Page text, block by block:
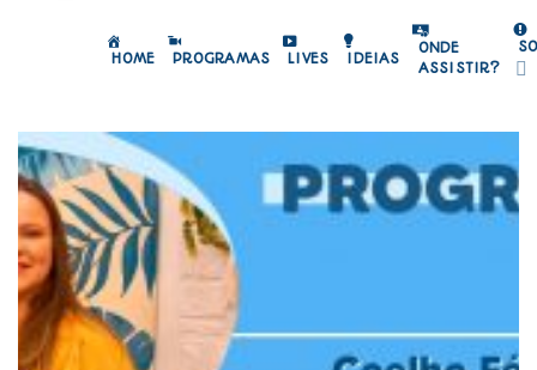
HOME PROGRAMAS LIVES IDEIAS
ONDE
ASSISTIR?